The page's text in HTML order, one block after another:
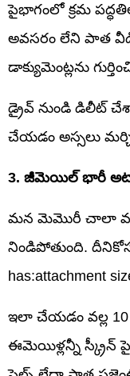
పైభాగంలో క్రమ
అవసరం లేని పాత
డాక్యుమెంట్లను
డ్రైవ్ నుండి డిలీట్
చేయడం అస్సలు
3. జీమెయిల్ భారీ
మన మెమొరీ చాలా
నిండిపోతుంది.
has:attachment
ఇలా చేయడం వల్ల 10
ఈమెయిళ్లన్నీ స్క్రీన్